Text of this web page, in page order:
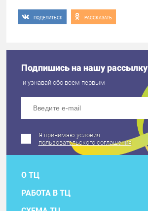
ПОДЕЛИТЬСЯ РАССКАЗАТЬ
Подпишись на нашу рассылку
и узнавай обо всем первым
Я принимаю условия
пользовательского соглашения
О ТЦ
РАБОТА В ТЦ